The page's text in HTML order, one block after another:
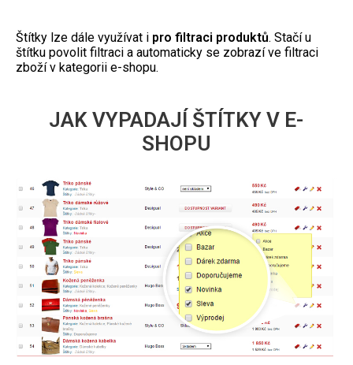
Štítky lze dále využívat i pro filtraci produktů. Stačí u
štítku povolit filtraci a automaticky se zobrazí ve filtraci
zboží v kategorii e-shopu.
JAK VYPADAJÍ ŠTÍTKY V E-
SHOPU